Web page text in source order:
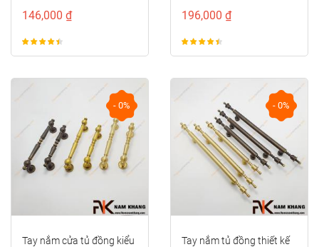
146,000 ₫
- 0%
Tay nắm cửa tủ đồng kiểu
196,000 ₫
- 0%
Tay nắm tủ đồng thiết kế